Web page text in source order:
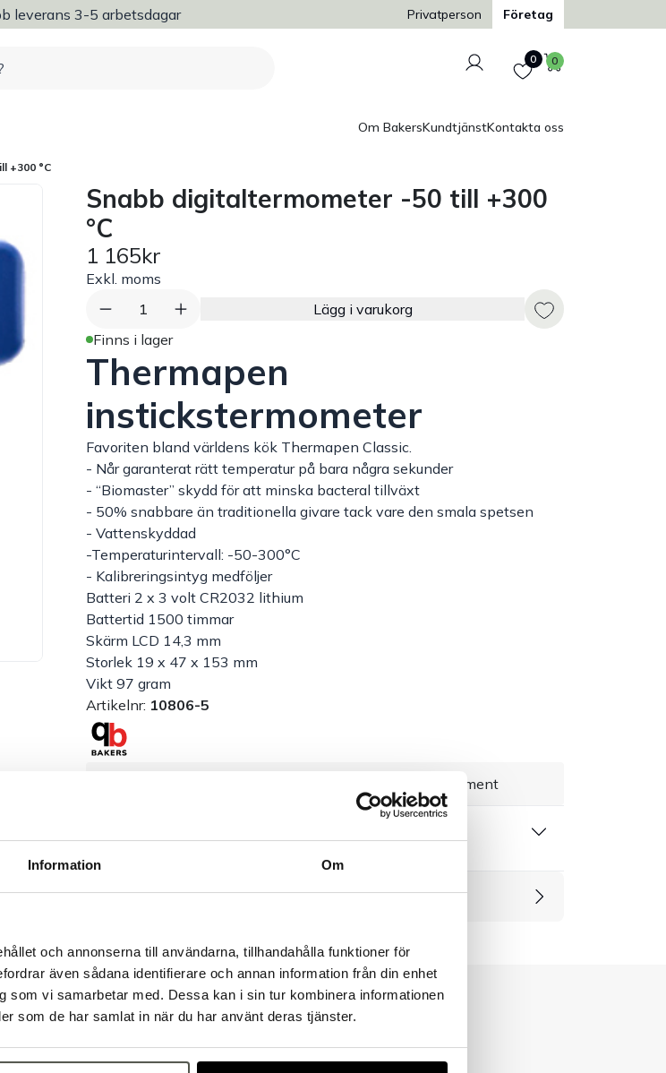
Information Om
och annonserna till användarna, tillhandahålla funktioner för
även sådana identifierare och annan information från din enhet
som vi samarbetar med. Dessa kan i sin tur kombinera informationen
som de har samlat in när du har använt deras tjänster.
leverans 3-5 arbetsdagar Trygg och säker betalning
Privatperson Företag
Logga in
Favoriter
0 Varukorg
0
Om BakersKundtjänstKontakta oss
+300 °C
Snabb digitaltermometer -50 till +300
°C
1 165kr
Exkl. moms
1
Lägg i varukorg
Finns i lager
Thermapen
instickstermometer
Favoriten bland världens kök Thermapen Classic.
- Når garanterat rätt temperatur på bara några sekunder
- “Biomaster” skydd för att minska bacteral tillväxt
- 50% snabbare än traditionella givare tack vare den smala spetsen
- Vattenskyddad
-Temperaturintervall: -50-300°C
- Kalibreringsintyg medföljer
Batteri 2 x 3 volt CR2032 lithium
Battertid 1500 timmar
Skärm LCD 14,3 mm
Storlek 19 x 47 x 153 mm
Vikt 97 gram
Artikelnr: 10806-5
Brett sortiment
Dokument & produktblad
Tillbehör & kompatibla produkter
till Bakers!
företag eller privatperson?
Fortsätt som företag